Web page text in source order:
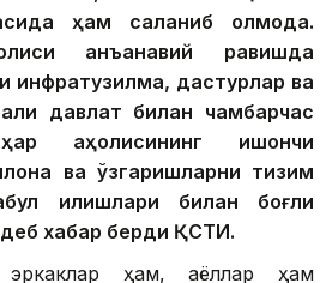
ҳам сақланиб қолмоқда.
анъанавий равишда
инфратузилма, дастурлар ва
давлат билан чамбарчас
аҳолисининг ишончи
ва ўзгаришларни тизим
қилишлари билан боғлиқ
хабар берди ҚСТИ.
эркаклар ҳам, аёллар ҳам